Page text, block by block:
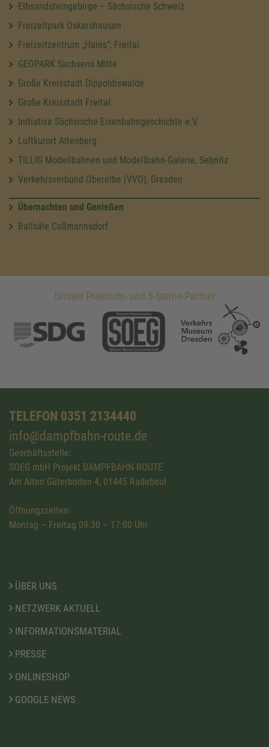
Elbsandsteingebirge – Sächsische Schweiz
Freizeitpark Oskarshausen
Freizeitzentrum „Hains“, Freital
GEOPARK Sachsens Mitte
Große Kreisstadt Dippoldiswalde
Große Kreisstadt Freital
Initiative Sächsische Eisenbahngeschichte e.V.
Luftkurort Altenberg
TILLIG Modellbahnen und Modellbahn-Galerie, Sebnitz
Verkehrsverbund Oberelbe (VVO), Dresden
Übernachten und Genießen
Ballsäle Coßmannsdorf
Unsere Premium- und 5-Sterne-Partner
TELEFON 0351 2134440
info@dampfbahn-route.de
Geschäftsstelle:
SOEG mbH Projekt DAMPFBAHN-ROUTE
Am Alten Güterboden 4, 01445 Radebeul
Öffnungszeiten:
Montag – Freitag 09:30 – 17:00 Uhr
ÜBER UNS
NETZWERK AKTUELL
INFORMATIONSMATERIAL
PRESSE
ONLINESHOP
GOOGLE NEWS